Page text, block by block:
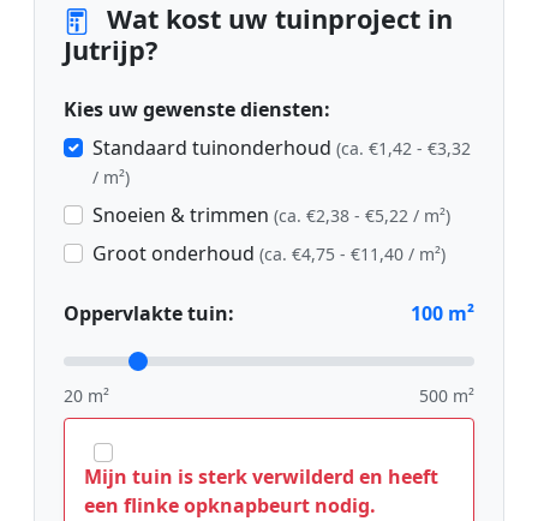
Wat kost uw tuinproject in
Jutrijp?
Kies uw gewenste diensten:
Standaard tuinonderhoud (ca. €1,42 - €3,32
/ m²)
Snoeien & trimmen (ca. €2,38 - €5,22 / m²)
Groot onderhoud (ca. €4,75 - €11,40 / m²)
Oppervlakte tuin: 100 m²
20 m² 500 m²
Mijn tuin is sterk verwilderd en heeft
een flinke opknapbeurt nodig.